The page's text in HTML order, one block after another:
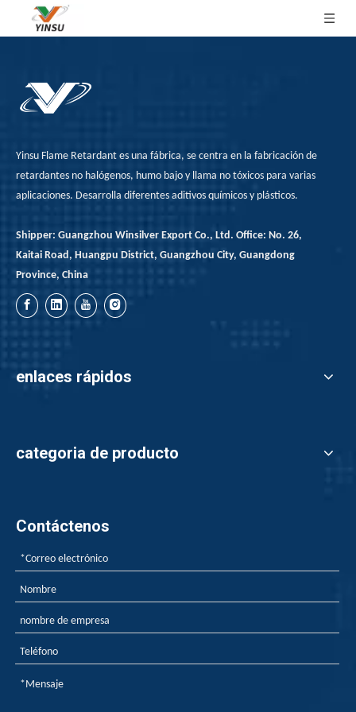
Yinsu Flame Retardant es una fábrica, se centra en la fabricación de
retardantes no halógenos, humo bajo y llama no tóxicos para varias
aplicaciones. Desarrolla diferentes aditivos químicos y plásticos.
Shipper: Guangzhou Winsilver Export Co., Ltd. Office: No. 26,
Kaitai Road, Huangpu District, Guangzhou City, Guangdong
Province, China
enlaces rápidos
categoria de producto
Contáctenos